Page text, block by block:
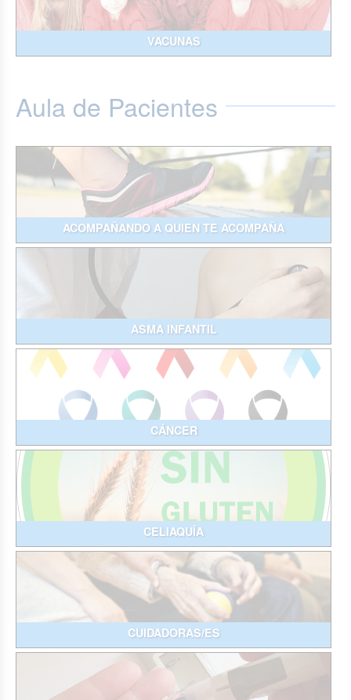
VACUNAS
Aula de Pacientes
ACOMPAÑANDO A QUIEN TE ACOMPAÑA
ASMA INFANTIL
CÁNCER
CELIAQUÍA
CUIDADORAS/ES